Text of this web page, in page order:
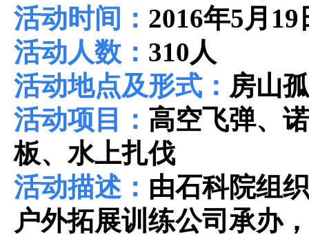
活动时间： 2016年5月19
活动人数： 310人
活动地点及形式： 房山
活动项目： 高空飞弹、
板、水上扎伐
活动描述： 由石科院组
户外拓展训练公司承办